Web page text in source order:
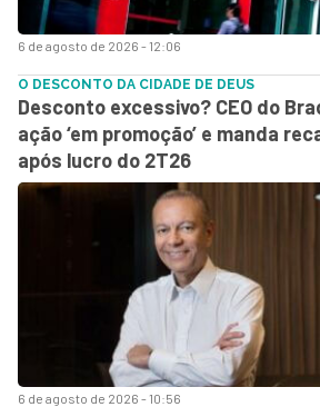
6 de agosto de 2026 - 12:06
6 de agosto de 2026 - 10:56
O DESCONTO DA CIDADE DE DEUS
Desconto excessivo? CEO do
ação ‘em promoção’ e manda
após lucro do 2T26